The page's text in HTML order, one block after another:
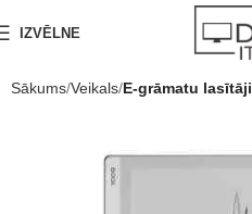
IZVĒLNE
Sākums Veikals E-grāmatu lasītāji